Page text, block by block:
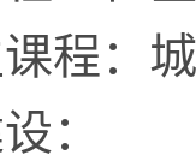
程：
：